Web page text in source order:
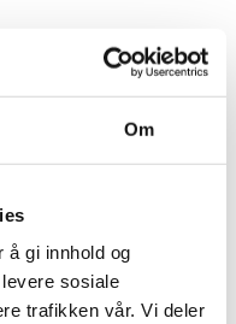
Om
å gi innhold og
sosiale
trafikken vår. Vi deler